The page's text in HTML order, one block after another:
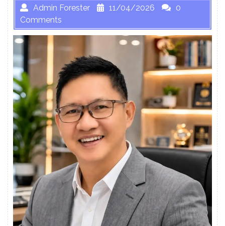
Admin Forester 11/04/2026
0
Comments